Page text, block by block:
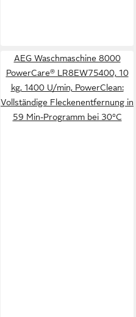
AEG Waschmaschine 8000
PowerCare® LR8EW75400, 10
kg, 1400 U/min, PowerClean:
Vollständige Fleckenentfernung in
59 Min-Programm bei 30°C